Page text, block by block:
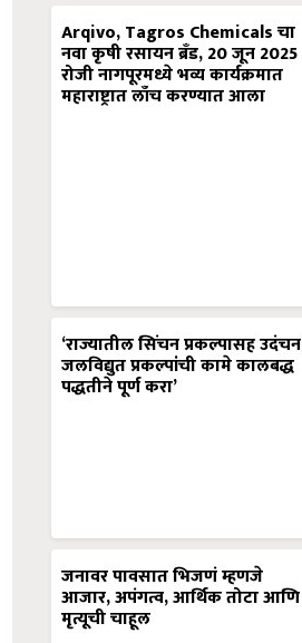
Arqivo, Tagros Chemicals चा
नवा कृषी रसायन ब्रँड, 20 जून 2025
रोजी नागपूरमध्ये भव्य कार्यक्रमात
महाराष्ट्रात लाँच करण्यात आला
‘राज्यातील सिंचन प्रकल्पासह उदंचन
जलविद्युत प्रकल्पांची कामे कालबद्ध
पद्धतीने पूर्ण करा’
जनावर पावसात भिजणं म्हणजे
आजार, अपंगत्व, आर्थिक तोटा आणि
मृत्यूची चाहूल